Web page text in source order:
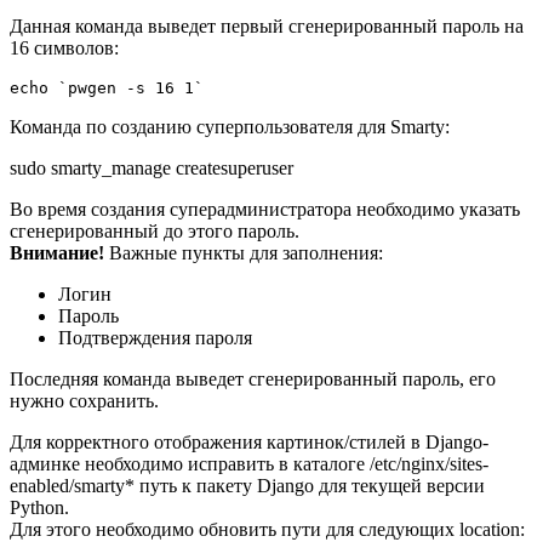
Данная команда выведет первый сгенерированный пароль на
16 символов:
echo `pwgen -s 16 1`
Команда по созданию суперпользователя для Smarty:
sudo smarty_manage createsuperuser
Во время создания суперадминистратора необходимо указать
сгенерированный до этого пароль.
Внимание! Важные пункты для заполнения:
Логин
Пароль
Подтверждения пароля
Последняя команда выведет сгенерированный пароль, его
нужно сохранить.
Для корректного отображения картинок/стилей в Django-
админке необходимо исправить в каталоге /etc/nginx/sites-
enabled/smarty* путь к пакету Django для текущей версии
Python.
Для этого необходимо обновить пути для следующих location: